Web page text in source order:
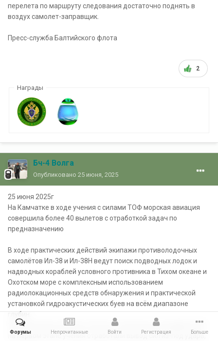
перелета по маршруту следования достаточно поднять в
воздух самолет-заправщик.
Пресс-служба Балтийского флота
2
Награды
Бч-4 Волга
Опубликовано 25 июня, 2025
25 июня 2025г
На Камчатке в ходе учения с силами ТОФ морская авиация
совершила более 40 вылетов с отработкой задач по
предназначению
В ходе практических действий экипажи противолодочных
самолётов Ил-38 и Ил-38Н ведут поиск подводных лодок и
надводных кораблей условного противника в Тихом океане и
Охотском море с комплексным использованием
радиолокационных средств обнаружения и практической
установкой гидроакустических буев на всём диапазоне
глубин.
Экипажи вертолётов Ка-29 и Ка-27 различных модификаций
на первом этапе учения отработали вывод сил из-под удара,
Форумы Непрочитанные Войти Регистрация Больше